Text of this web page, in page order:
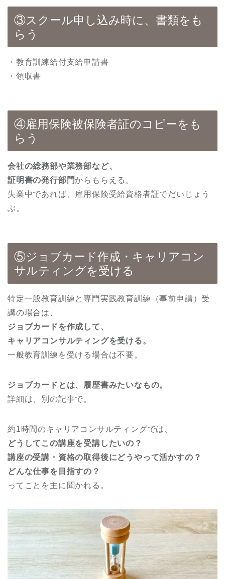
③スクール申し込み時に、書類をも
らう
・教育訓練給付支給申請書
・領収書
④雇用保険被保険者証のコピーをも
らう
会社の総務部や業務部など、
証明書の発行部門からもらえる。
失業中であれば、雇用保険受給資格者証でだいじょう
ぶ。
⑤ジョブカード作成・キャリアコン
サルティングを受ける
特定一般教育訓練と専門実践教育訓練（事前申請）受
講の場合は、
ジョブカードを作成して、
キャリアコンサルティングを受ける。
一般教育訓練を受ける場合は不要。
ジョブカードとは、履歴書みたいなもの。
詳細は、別の記事で。
約1時間のキャリアコンサルティングでは、
どうしてこの講座を受講したいの？
講座の受講・資格の取得後にどうやって活かすの？
どんな仕事を目指すの？
ってことを主に聞かれる。